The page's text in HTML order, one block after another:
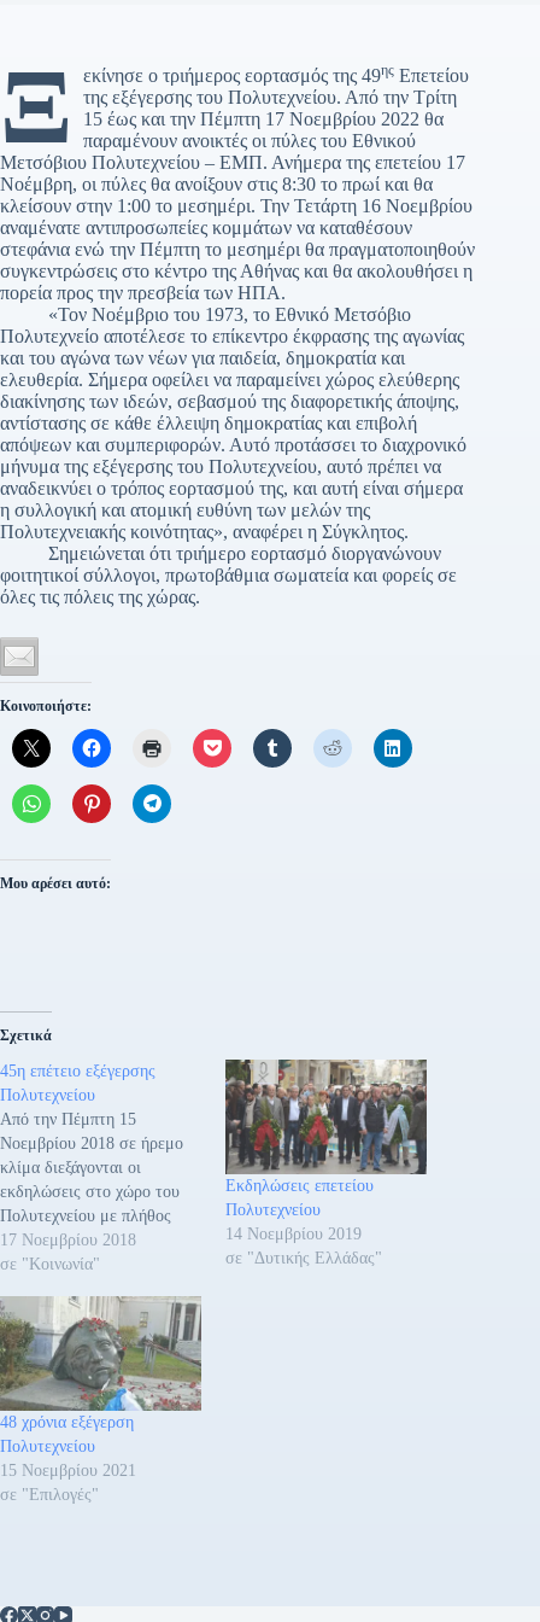
Ξ εκίνησε ο τριήμερος εορτασμός της 49ηςΕπετείου
της εξέγερσης του Πολυτεχνείου. Από την Τρίτη
15 έως και την Πέμπτη 17 Νοεμβρίου 2022 θα
παραμένουν ανοικτές οι πύλες του Εθνικού
Μετσόβιου Πολυτεχνείου – ΕΜΠ. Ανήμερα της επετείου 17
Νοέμβρη, οι πύλες θα ανοίξουν στις 8:30 το πρωί και θα
κλείσουν στην 1:00 το μεσημέρι. Την Τετάρτη 16 Νοεμβρίου
αναμένατε αντιπροσωπείες κομμάτων να καταθέσουν
στεφάνια ενώ την Πέμπτη το μεσημέρι θα πραγματοποιηθούν
συγκεντρώσεις στο κέντρο της Αθήνας και θα ακολουθήσει η
πορεία προς την πρεσβεία των ΗΠΑ.
«Τον Νοέμβριο του 1973, το Εθνικό Μετσόβιο
Πολυτεχνείο αποτέλεσε το επίκεντρο έκφρασης της αγωνίας
και του αγώνα των νέων για παιδεία, δημοκρατία και
ελευθερία. Σήμερα οφείλει να παραμείνει χώρος ελεύθερης
διακίνησης των ιδεών, σεβασμού της διαφορετικής άποψης,
αντίστασης σε κάθε έλλειψη δημοκρατίας και επιβολή
απόψεων και συμπεριφορών. Αυτό προτάσσει το διαχρονικό
μήνυμα της εξέγερσης του Πολυτεχνείου, αυτό πρέπει να
αναδεικνύει ο τρόπος εορτασμού της, και αυτή είναι σήμερα
η συλλογική και ατομική ευθύνη των μελών της
Πολυτεχνειακής κοινότητας», αναφέρει η Σύγκλητος.
Σημειώνεται ότι τριήμερο εορτασμό διοργανώνουν
φοιτητικοί σύλλογοι, πρωτοβάθμια σωματεία και φορείς σε
όλες τις πόλεις της χώρας.
Κοινοποιήστε:
Μου αρέσει αυτό:
Σχετικά
45η επέτειο εξέγερσης
Πολυτεχνείου
Από την Πέμπτη 15
Νοεμβρίου 2018 σε ήρεμο
κλίμα διεξάγονται οι
εκδηλώσεις στο χώρο του
Πολυτεχνείου με πλήθος
κόσμου. Με πορεία στην
αμερικανική πρεσβεία το
στις 5 το απόγευμα
κορυφώνονται οι τριήμερες
εκδηλώσεις για την 45η
επέτειο από την εξέγερση
του Πολυτεχνείου. Θα
υπάρξουν κυκλοφοριακές
ρυθμίσεις…
17 Νοεμβρίου 2018
σε "Κοινωνία"
Εκδηλώσεις επετείου
Πολυτεχνείου
14 Νοεμβρίου 2019
σε "Δυτικής Ελλάδας"
48 χρόνια εξέγερση
Πολυτεχνείου
15 Νοεμβρίου 2021
σε "Επιλογές"